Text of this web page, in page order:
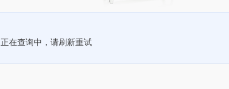
正在查询中，请刷新重试